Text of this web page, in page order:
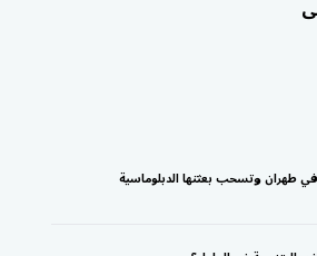
في طهران وتسحب بعثتها الدبلوماسية